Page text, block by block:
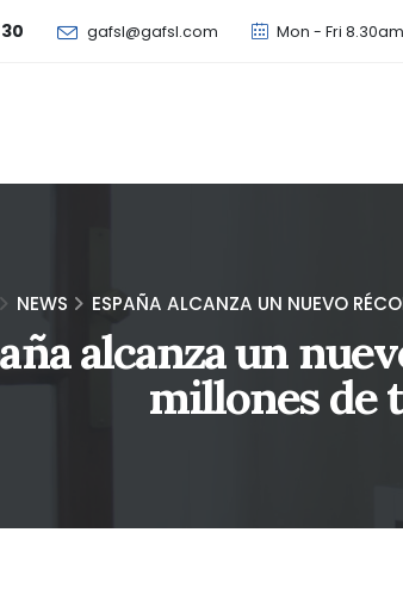
gafsl@gafsl.com Mon - Fri
NEWS ESPAÑA ALCANZA UN NUEVO
alcanza un
millones de